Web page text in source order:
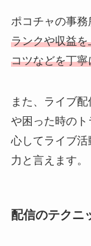
ポコチャの事務
ランクや収益
コツなどを丁
また、ライブ
や困った時の
心してライブ
力と言えます。
配信のテクニ